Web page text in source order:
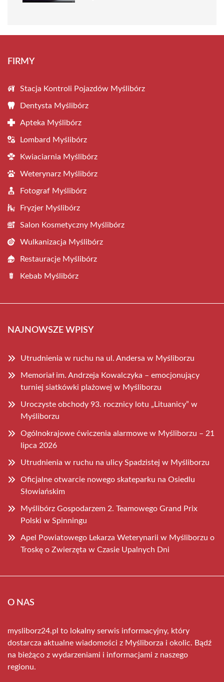
FIRMY
Stacja Kontroli Pojazdów Myślibórz
Dentysta Myślibórz
Apteka Myślibórz
Lombard Myślibórz
Kwiaciarnia Myślibórz
Weterynarz Myślibórz
Fotograf Myślibórz
Fryzjer Myślibórz
Salon Kosmetyczny Myślibórz
Wulkanizacja Myślibórz
Restauracje Myślibórz
Kebab Myślibórz
NAJNOWSZE WPISY
Utrudnienia w ruchu na ul. Andersa w Myśliborzu
Memoriał im. Andrzeja Kowalczyka – emocjonujący
turniej siatkówki plażowej w Myśliborzu
Uroczyste obchody 93. rocznicy lotu „Lituanicy” w
Myśliborzu
Ogólnokrajowe ćwiczenia alarmowe w Myśliborzu – 21
lipca 2026
Utrudnienia w ruchu na ulicy Spadzistej w Myśliborzu
Oficjalne otwarcie nowego skateparku na Osiedlu
Słowiańskim
Myślibórz Gospodarzem 2. Teamowego Grand Prix
Polski w Spinningu
Apel Powiatowego Lekarza Weterynarii w Myśliborzu o
Troskę o Zwierzęta w Czasie Upalnych Dni
O NAS
mysliborz24.pl to lokalny serwis informacyjny, który
dostarcza aktualne wiadomości z Myśliborza i okolic. Bądź
na bieżąco z wydarzeniami i informacjami z naszego
regionu.